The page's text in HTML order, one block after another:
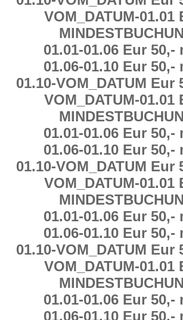
VOM_DATUM-01.01
01.01-01.06 Eur 50,-
01.06-01.10 Eur 50,-
01.10-VOM_DATUM Eur
VOM_DATUM-01.01
01.01-01.06 Eur 50,-
01.06-01.10 Eur 50,-
01.10-VOM_DATUM Eur
VOM_DATUM-01.01
01.01-01.06 Eur 50,-
01.06-01.10 Eur 50,-
01.10-VOM_DATUM Eur
VOM_DATUM-01.01
01.01-01.06 Eur 50,-
01.06-01.10 Eur 50,-